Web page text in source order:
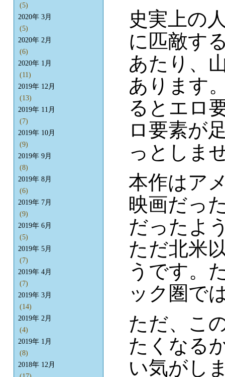
史実上の
に匹敵す
あたり、
あります
るとエロ
ロ要素が
っとしま
本作はア
映画だっ
だったよ
ただ北米
うです。
ック圏で
ただ、こ
たくなる
い気がし
(5)
2020年 3月
(5)
2020年 2月
(6)
2020年 1月
(11)
2019年 12月
(13)
2019年 11月
(7)
2019年 10月
(9)
2019年 9月
(8)
2019年 8月
(6)
2019年 7月
(9)
2019年 6月
(5)
2019年 5月
(7)
2019年 4月
(7)
2019年 3月
(14)
2019年 2月
(4)
2019年 1月
(8)
2018年 12月